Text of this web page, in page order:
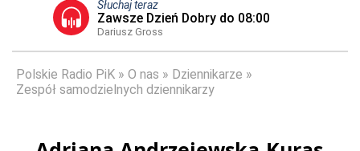
Słuchaj teraz
Zawsze Dzień Dobry do 08:00
Dariusz Gross
Polskie Radio PiK O nas
Dziennikarze
Zespół samodzielnych dziennikarzy